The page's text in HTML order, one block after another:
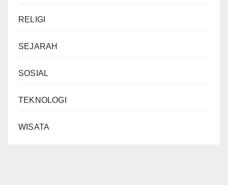
RELIGI
SEJARAH
SOSIAL
TEKNOLOGI
WISATA